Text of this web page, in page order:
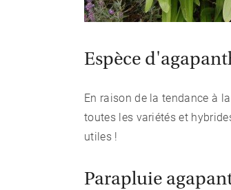
Espèce
En raison de la tendance à
toutes les variétés et
utiles !
Parapluie